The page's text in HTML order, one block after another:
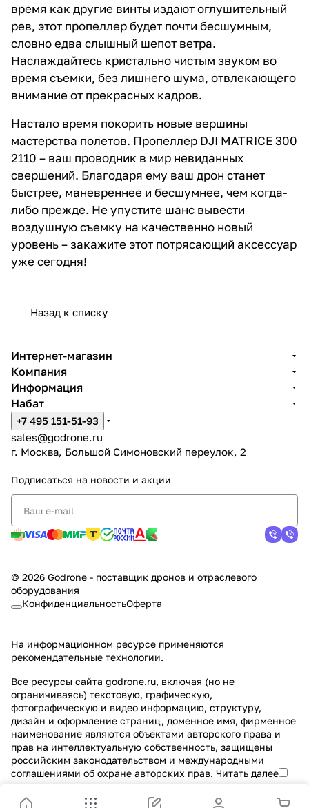
время как другие винты издают оглушительный
рев, этот пропеллер будет почти бесшумным,
словно едва слышный шепот ветра.
Наслаждайтесь кристально чистым звуком во
время съемки, без лишнего шума, отвлекающего
внимание от прекрасных кадров.
Настало время покорить новые вершины
мастерства полетов. Пропеллер DJI MATRICE 300
2110 – ваш проводник в мир невиданных
свершений. Благодаря ему ваш дрон станет
быстрее, маневреннее и бесшумнее, чем когда-
либо прежде. Не упустите шанс вывести
воздушную съемку на качественно новый
уровень – закажите этот потрясающий аксессуар
уже сегодня!
Назад к списку
Интернет-магазин
Компания
Информация
Набат
+7 495 151-51-93
sales@godrone.ru
г. Москва, Большой Симоновский переулок, 2
Подписаться на новости и акции
© 2026 Godrone - поставщик дронов и отраслевого
оборудования
КонфиденциальностьОферта
На информационном ресурсе применяются
рекомендательные технологии.
Все ресурсы сайта godrone.ru, включая (но не
ограничиваясь) текстовую, графическую,
фотографическую и видео информацию, структуру,
дизайн и оформление страниц, доменное имя, фирменное
наименование являются объектами авторского права и
прав на интеллектуальную собственность, защищены
российским законодательством и международными
соглашениями об охране авторских прав. Читать далее